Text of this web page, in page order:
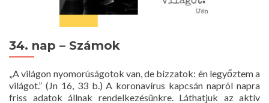
34. nap – Számok
„A világon nyomorúságotok van, de bízzatok: én legyőztem a
világot.” (Jn 16, 33 b.) A koronavírus kapcsán napról napra
friss adatok állnak rendelkezésünkre. Láthatjuk az aktív